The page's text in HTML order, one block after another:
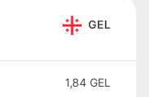
GEL
1,84 GEL